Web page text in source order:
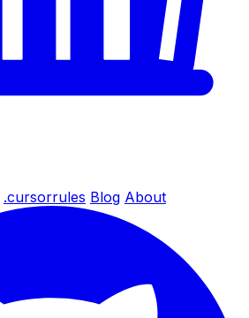
.cursorrules Blog About